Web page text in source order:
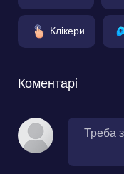
Клікери
Коментарі
Треба